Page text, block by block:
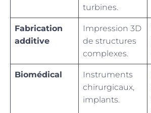
turbines.
Fabrication
additive
Impression 3D
de structures
complexes.
Biomédical
Instruments
chirurgicaux,
implants.